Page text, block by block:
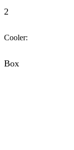
2
Cooler:
Box